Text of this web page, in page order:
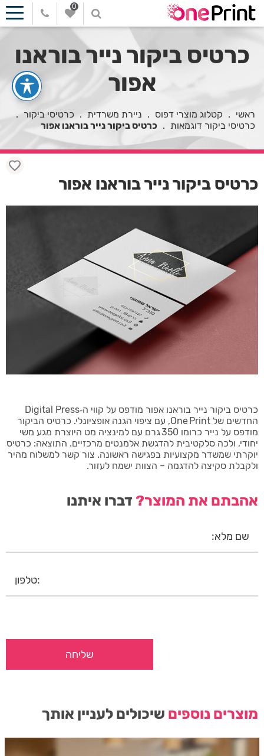
0
כרטיס ביקור נייר בוראנו
אפור
ראשי . קטלוג מוצרי דפוס . ניירת משרדית . כרטיסי ביקור .
כרטיסי ביקור דוגמאות . כרטיס ביקור נייר בוראנו אפור
כרטיס ביקור נייר בוראנו אפור מודפס על קווי ה‑Digital Press
החדשים של One Print, עם ציפוי הגנה אופציונלי. כרטיס הביקור
מודפס על נייר כרומו 350 גרם עם למינציה מט היוצרת מגע משי
יחודי, ולכה סלקטיבית להדגשת אלמנטים מרכזיים. התוצאה: כרטיס
יוקרתי שמשדר מקצועיות בפגישה ראשונה. צור קשר למשלוח מהיר
ולקבלת סקיצה להדגמה – הצוות ישמח לעזור.
אהבתם את המוצר?דברו איתנו
כרטיס ביקור נייר בוראנו אפור
מוצרים נוספים שיכולים לעניין אותך